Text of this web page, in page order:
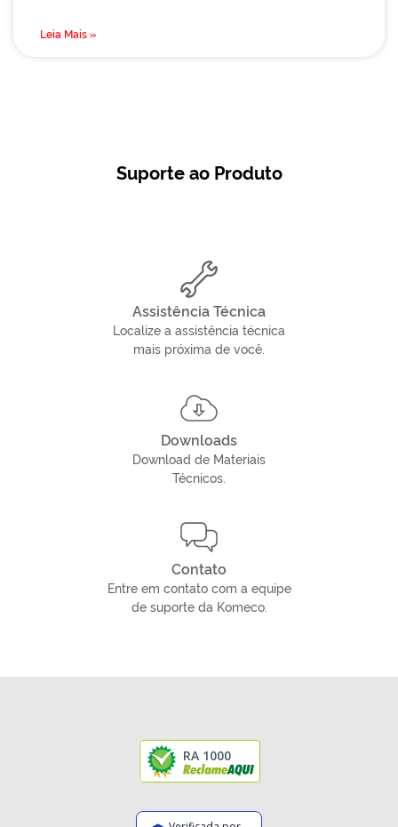
Leia Mais »
Suporte ao Produto
Assistência Técnica
Localize a assistência técnica
mais próxima de você.
Downloads
Download de Materiais
Técnicos.
Contato
Entre em contato com a equipe
de suporte da Komeco.
RA 1000